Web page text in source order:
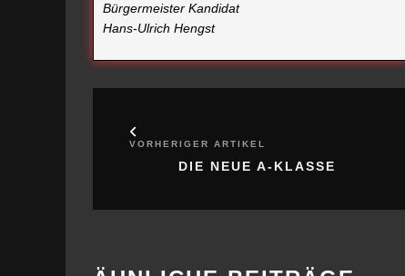
Bürgermeister Kandidat
Hans-Ulrich Hengst
VORHERIGER ARTIKEL
DIE NEUE A-KLASSE